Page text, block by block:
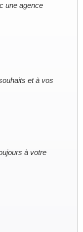
une agence
et à vos
à votre